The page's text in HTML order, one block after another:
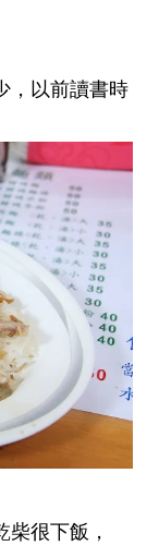
，以前讀書時
很下飯，